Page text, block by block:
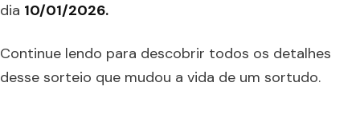
dia 10/01/2026.
Continue lendo para descobrir todos os detalhes
desse sorteio que mudou a vida de um sortudo.